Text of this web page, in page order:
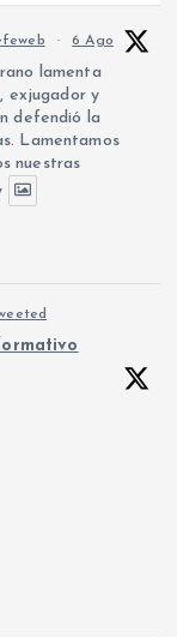
· 6 Ago
lamenta
exjugador y
defendió la
Lamentamos
nuestras